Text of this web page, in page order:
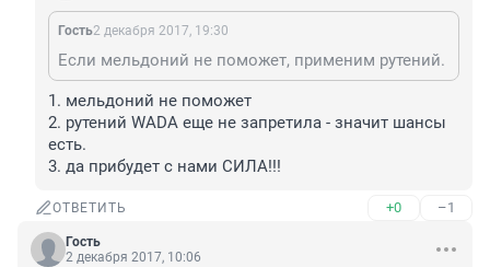
Гость2 декабря 2017, 19:30
Если мельдоний не поможет, применим рутений.
1. мельдоний не поможет
2. рутений WADA еще не запретила - значит шансы
есть.
3. да прибудет с нами СИЛА!!!
ОТВЕТИТЬ +0 –1
Гость
2 декабря 2017, 10:06